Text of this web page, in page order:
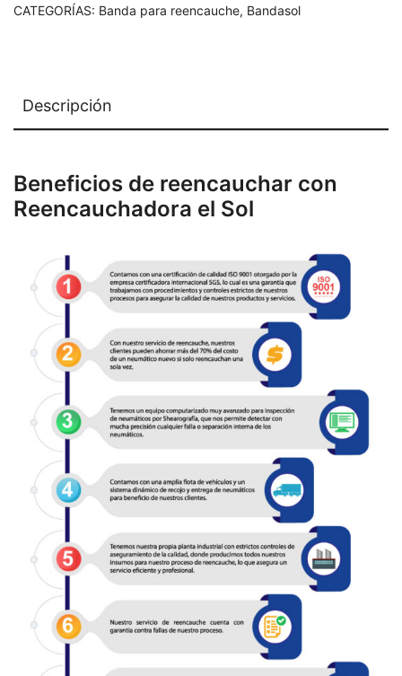
CATEGORÍAS: Banda para reencauche, Bandasol
Descripción
Beneficios de reencauchar con
Reencauchadora el Sol